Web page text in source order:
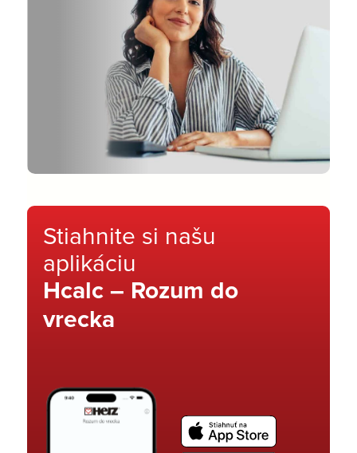
Stiahnite si našu
aplikáciu
Hcalc – Rozum do
vrecka